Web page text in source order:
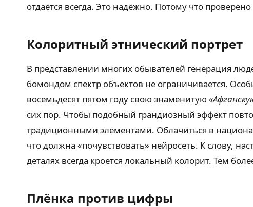
отдаётся всегда. Это надёжно. Потому что
Колоритный этнический портрет
В представлении многих обывателей генерация
бомондом спектр объектов не ограничивается.
восемьдесят пятом году свою знаменитую
сих пор. Чтобы подобный грандиозный эффект
традиционными элементами. Облачиться в
что должна «почувствовать» нейросеть. К слову,
деталях всегда кроется локальный колорит. Тем
Плёнка против цифры